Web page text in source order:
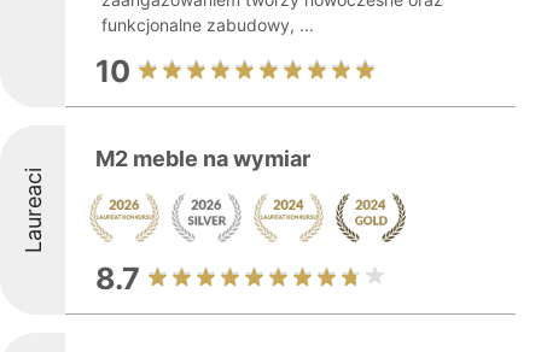
funkcjonalne zabudowy, ...
10
Laureaci
M2 meble na wymiar
8.7